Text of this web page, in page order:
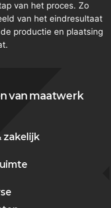
van het proces. Zo
van het eindresultaat
productie en plaatsing
van maatwerk
zakelijk